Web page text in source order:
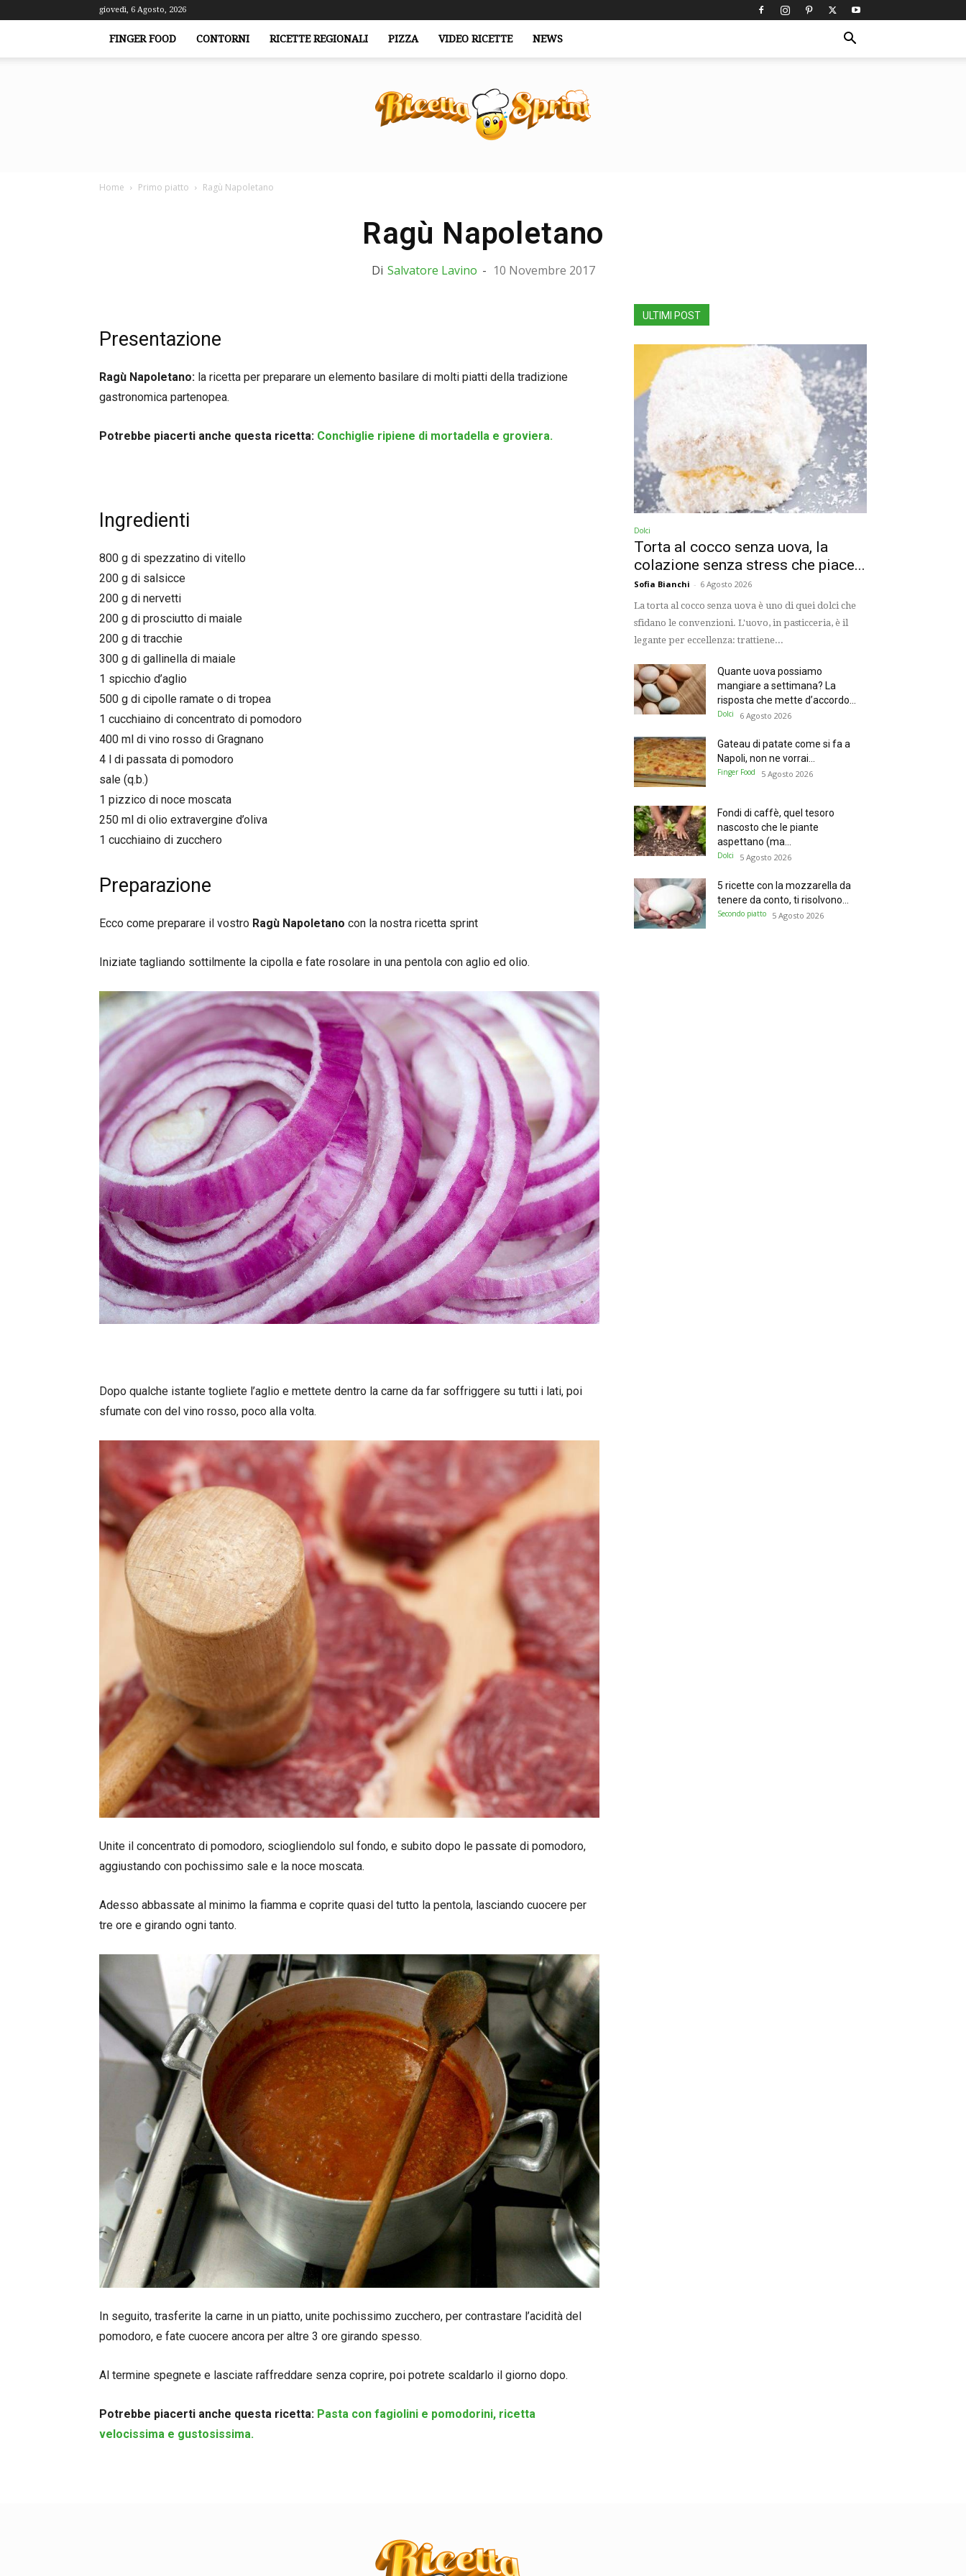
giovedì, 6 Agosto, 2026
FINGER FOOD CONTORNI RICETTE REGIONALI PIZZA VIDEO RICETTE NEWS
Home Primo piatto Ragù Napoletano
Ragù Napoletano
Di Salvatore Lavino - 10 Novembre 2017
Presentazione
Ragù Napoletano: la ricetta per preparare un elemento basilare di molti piatti della tradizione
gastronomica partenopea.
Potrebbe piacerti anche questa ricetta: Conchiglie ripiene di mortadella e groviera.
Ingredienti
800 g di spezzatino di vitello
200 g di salsicce
200 g di nervetti
200 g di prosciutto di maiale
200 g di tracchie
300 g di gallinella di maiale
1 spicchio d’aglio
500 g di cipolle ramate o di tropea
1 cucchiaino di concentrato di pomodoro
400 ml di vino rosso di Gragnano
4 l di passata di pomodoro
sale (q.b.)
1 pizzico di noce moscata
250 ml di olio extravergine d’oliva
1 cucchiaino di zucchero
Preparazione
Ecco come preparare il vostro Ragù Napoletano con la nostra ricetta sprint
Iniziate tagliando sottilmente la cipolla e fate rosolare in una pentola con aglio ed olio.
Dopo qualche istante togliete l’aglio e mettete dentro la carne da far soffriggere su tutti i lati, poi
sfumate con del vino rosso, poco alla volta.
Unite il concentrato di pomodoro, sciogliendolo sul fondo, e subito dopo le passate di pomodoro,
aggiustando con pochissimo sale e la noce moscata.
Adesso abbassate al minimo la fiamma e coprite quasi del tutto la pentola, lasciando cuocere per
tre ore e girando ogni tanto.
In seguito, trasferite la carne in un piatto, unite pochissimo zucchero, per contrastare l’acidità del
pomodoro, e fate cuocere ancora per altre 3 ore girando spesso.
Al termine spegnete e lasciate raffreddare senza coprire, poi potrete scaldarlo il giorno dopo.
Potrebbe piacerti anche questa ricetta: Pasta con fagiolini e pomodorini, ricetta
velocissima e gustosissima.
ULTIMI POST
Dolci
Torta al cocco senza uova, la
colazione senza stress che piace...
Sofia Bianchi - 6 Agosto 2026
La torta al cocco senza uova è uno di quei dolci che
sfidano le convenzioni. L'uovo, in pasticceria, è il
legante per eccellenza: trattiene...
Quante uova possiamo
mangiare a settimana? La
risposta che mette d’accordo...
Dolci 6 Agosto 2026
Gateau di patate come si fa a
Napoli, non ne vorrai...
Finger Food 5 Agosto 2026
Fondi di caffè, quel tesoro
nascosto che le piante
aspettano (ma...
Dolci 5 Agosto 2026
5 ricette con la mozzarella da
tenere da conto, ti risolvono...
Secondo piatto 5 Agosto 2026